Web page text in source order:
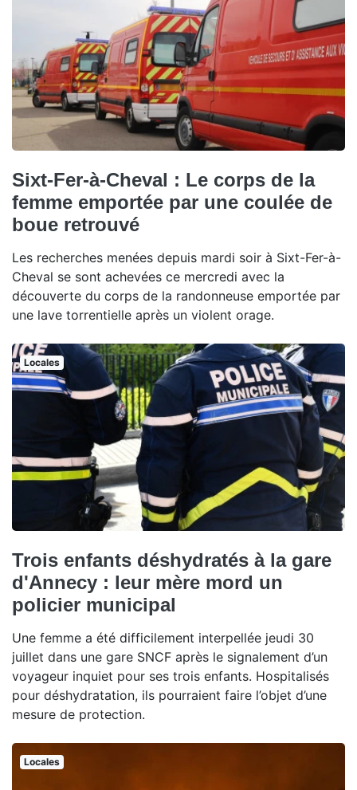
Sixt-Fer-à-Cheval : Le corps de la
femme emportée par une coulée de
boue retrouvé
Les recherches menées depuis mardi soir à Sixt-Fer-à-
Cheval se sont achevées ce mercredi avec la
découverte du corps de la randonneuse emportée par
une lave torrentielle après un violent orage.
Locales
Trois enfants déshydratés à la gare
d'Annecy : leur mère mord un
policier municipal
Une femme a été difficilement interpellée jeudi 30
juillet dans une gare SNCF après le signalement d’un
voyageur inquiet pour ses trois enfants. Hospitalisés
pour déshydratation, ils pourraient faire l’objet d’une
mesure de protection.
Locales